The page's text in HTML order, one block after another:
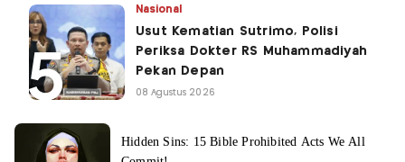
Nasional
Usut Kematian Sutrimo, Polisi
Periksa Dokter RS Muhammadiyah
Pekan Depan
08 Agustus 2026